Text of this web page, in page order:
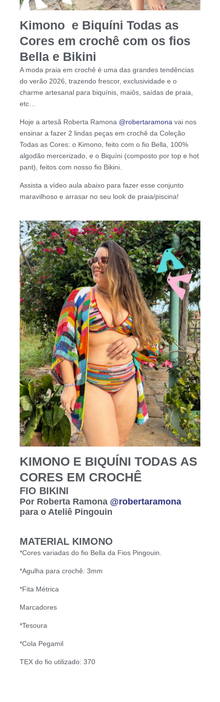
Kimono e Biquíni Todas as
Cores em crochê com os fios
Bella e Bikini
A moda praia em crochê é uma das grandes tendências
do verão 2026, trazendo frescor, exclusividade e o
charme artesanal para biquínis, maiôs, saídas de praia,
etc…
Hoje a artesã Roberta Ramona @robertaramona vai nos
ensinar a fazer 2 lindas peças em crochê da Coleção
Todas as Cores: o Kimono, feito com o fio Bella, 100%
algodão mercerizado, e o Biquíni (composto por top e hot
pant), feitos com nosso fio Bikini.
Assista a vídeo aula abaixo para fazer esse conjunto
maravilhoso e arrasar no seu look de praia/piscina!
KIMONO E BIQUÍNI TODAS AS
CORES EM CROCHÊ
FIO BIKINI
Por Roberta Ramona @robertaramona
para o Ateliê Pingouin
MATERIAL KIMONO
*Cores variadas do fio Bella da Fios Pingouin.
*Agulha para crochê: 3mm
*Fita Métrica
Marcadores
*Tesoura
*Cola Pegamil
TEX do fio utilizado: 370